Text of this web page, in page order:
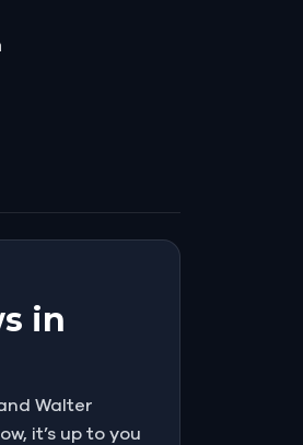
in
Walter
it’s up to you